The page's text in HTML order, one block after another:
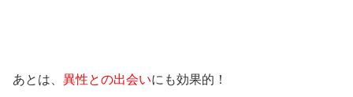
あとは、 異性との出会いにも効果的！